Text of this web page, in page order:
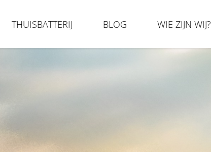
THUISBATTERIJ BLOG WIE ZIJN WIJ?